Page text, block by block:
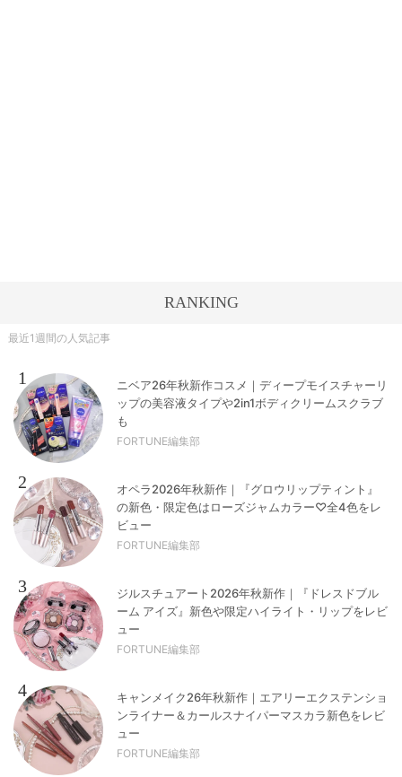
RANKING
最近1週間の人気記事
1
ニベア26年秋新作コスメ｜ディープモイスチャーリ
ップの美容液タイプや2in1ボディクリームスクラブ
も
FORTUNE編集部
2
オペラ2026年秋新作｜『グロウリップティント』
の新色・限定色はローズジャムカラー♡全4色をレ
ビュー
FORTUNE編集部
3
ジルスチュアート2026年秋新作｜『ドレスドブル
ーム アイズ』新色や限定ハイライト・リップをレビ
ュー
FORTUNE編集部
4
キャンメイク26年秋新作｜エアリーエクステンショ
ンライナー＆カールスナイパーマスカラ新色をレビ
ュー
FORTUNE編集部